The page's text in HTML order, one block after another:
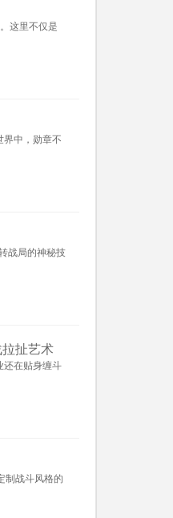
这里不仅是
界中，勋章不
战局的神秘技
扯艺术
还在贴身缠斗
制战斗风格的